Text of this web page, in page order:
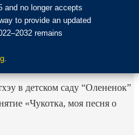
в детском саду “Олененок”
«Чукотка, моя песня о
and no longer accepts
to provide an updated
remains
.